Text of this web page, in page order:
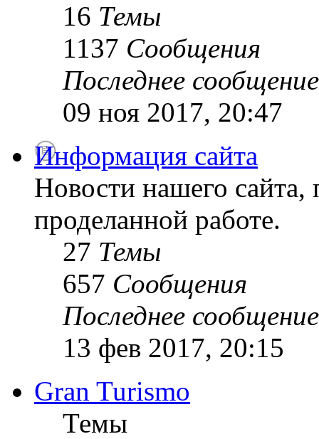
16 Темы
1137 Сообщения
Последнее сообщение
09 ноя 2017, 20:47
Информация сайта
Новости нашего
проделанной работе.
27 Темы
657 Сообщения
Последнее сообщение
13 фев 2017, 20:15
Gran Turismo
Темы